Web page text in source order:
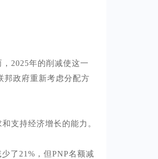
2025年的削减使这一
邦政府重新考虑分配方
支持经济增长的能力。
了21%，但PNP名额减